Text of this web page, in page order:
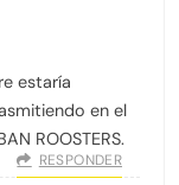
estaría
en el
ROOSTERS.
RESPONDER